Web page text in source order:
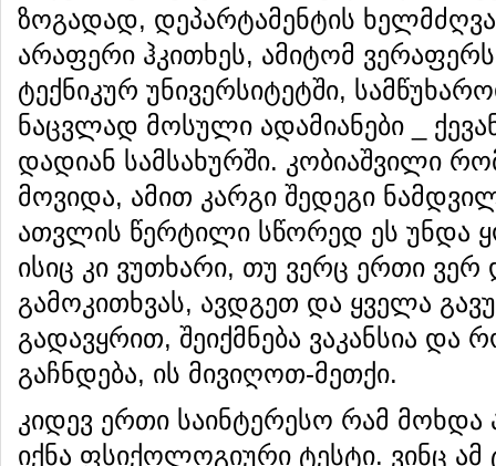
ზოგადად, დეპარტამენტის
არაფერი ჰკითხეს, ამიტომ
ტექნიკურ უნივერსიტეტში,
ნაცვლად მოსული ადამიანები _
დადიან სამსახურში. კობიაშვილი
მოვიდა, ამით კარგი შედეგი
ათვლის წერტილი სწორედ ეს უნდა
ისიც კი ვუთხარი, თუ ვერც ერთი
გამოკითხვას, ავდგეთ და ყველა
გადავყრით, შეიქმნება ვაკანსია და
გაჩნდება, ის მივიღოთ-მეთქი.
კიდევ ერთი საინტერესო რამ მოხდა
იქნა ფსიქოლოგიური ტესტი. ვინც ამ